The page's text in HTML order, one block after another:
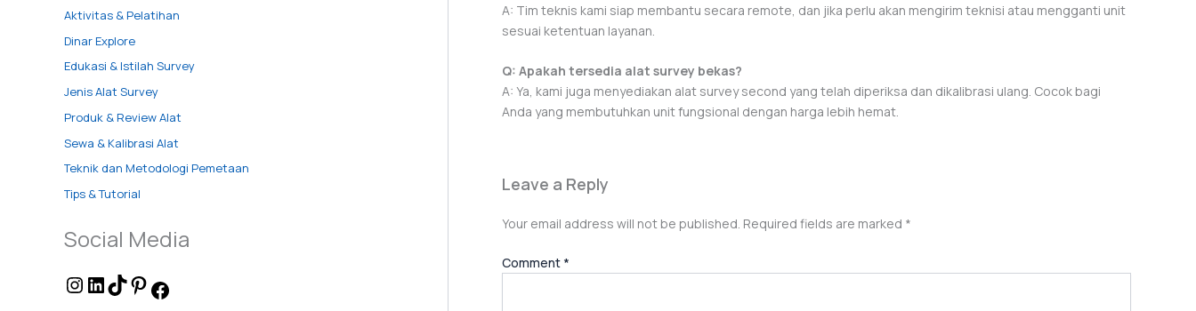
Aktivitas & Pelatihan
Dinar Explore
Edukasi & Istilah Survey
Jenis Alat Survey
Produk & Review Alat
Sewa & Kalibrasi Alat
Teknik dan Metodologi Pemetaan
Tips & Tutorial
Social Media
A: Tim teknis kami siap membantu secara remote, dan jika perlu akan mengirim teknisi atau mengganti unit
sesuai ketentuan layanan.
Q: Apakah tersedia alat survey bekas?
A: Ya, kami juga menyediakan alat survey second yang telah diperiksa dan dikalibrasi ulang. Cocok bagi
Anda yang membutuhkan unit fungsional dengan harga lebih hemat.
Leave a Reply
Your email address will not be published. Required fields are marked *
Comment *